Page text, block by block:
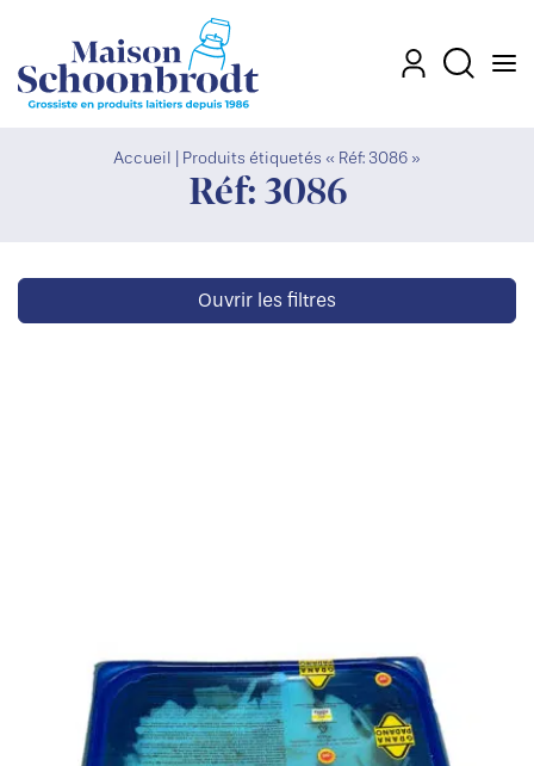
Accueil Produits étiquetés « Réf: 3086 »
Réf: 3086
Ouvrir les filtres